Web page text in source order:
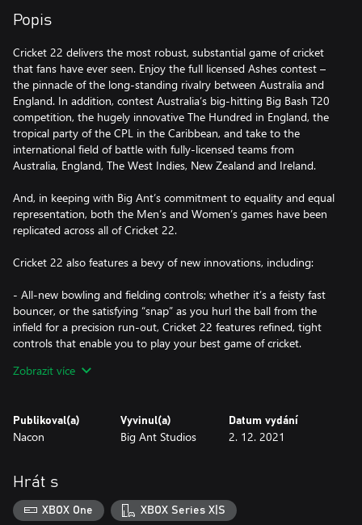
Popis
Cricket 22 delivers the most robust, substantial game of cricket
that fans have ever seen. Enjoy the full licensed Ashes contest –
the pinnacle of the long-standing rivalry between Australia and
England. In addition, contest Australia’s big-hitting Big Bash T20
competition, the hugely innovative The Hundred in England, the
tropical party of the CPL in the Caribbean, and take to the
international field of battle with fully-licensed teams from
Australia, England, The West Indies, New Zealand and Ireland.
And, in keeping with Big Ant’s commitment to equality and equal
representation, both the Men’s and Women’s games have been
replicated across all of Cricket 22.
Cricket 22 also features a bevy of new innovations, including:
- All-new bowling and fielding controls; whether it’s a feisty fast
bouncer, or the satisfying “snap” as you hurl the ball from the
infield for a precision run-out, Cricket 22 features refined, tight
controls that enable you to play your best game of cricket.
- A deep, narrative-driven career mode; you are in control on and
glory!
Cricket 22 makes it easier to get into the game than ever before,
with a completely overhauled series of tutorials and first-time
user experience. Cricket 22 is the most detailed simulation of the
sport that Big Ant has ever created, and thanks to these tutorials
Zobrazit více
Publikoval(a)
Nacon
Vyvinul(a)
Big Ant Studios
Datum vydání
2. 12. 2021
Hrát s
XBOX One XBOX Series X|S